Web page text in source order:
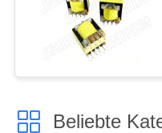
Beliebte